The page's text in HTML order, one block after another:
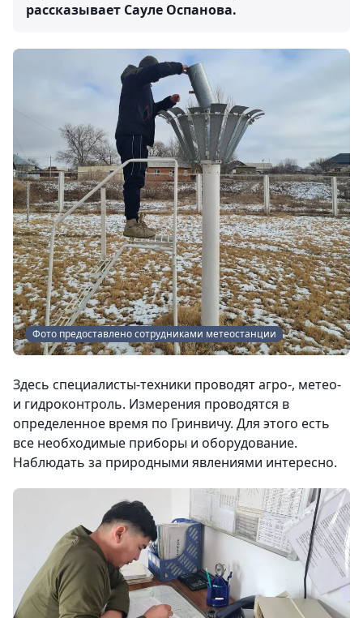
рассказывает Сауле Оспанова.
Фото предоставлено сотрудниками метеостанции
Здесь специалисты-техники проводят агро-, метео-
и гидроконтроль. Измерения проводятся в
определенное время по Гринвичу. Для этого есть
все необходимые приборы и оборудование.
Наблюдать за природными явлениями интересно.